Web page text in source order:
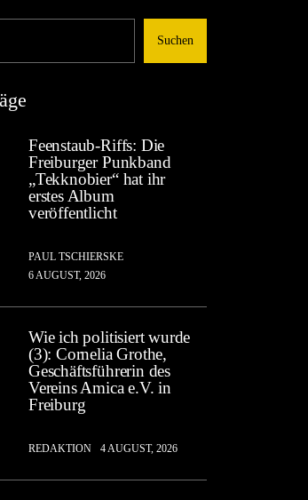
Suchen
Feenstaub-Riffs: Die
Freiburger Punkband
„Tekknobier“ hat ihr
erstes Album
veröffentlicht
PAUL TSCHIERSKE
6 AUGUST, 2026
Wie ich politisiert wurde
(3): Cornelia Grothe,
Geschäftsführerin des
Vereins Amica e.V. in
Freiburg
REDAKTION 4 AUGUST, 2026